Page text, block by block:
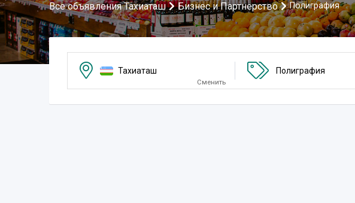
Все объявления Тахиаташ Бизнес и Партнерство Полиграфия
Тахиаташ
Сменить
Полиграфия